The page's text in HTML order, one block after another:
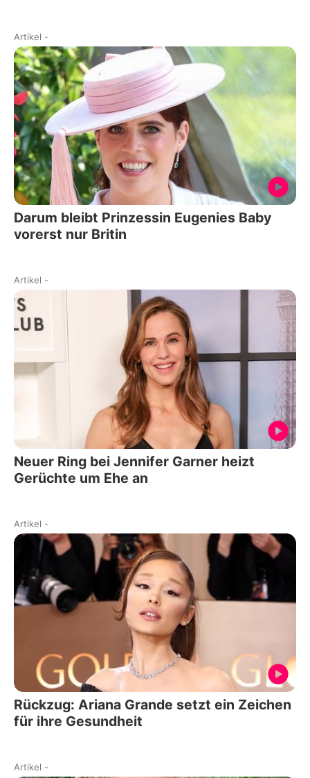
Artikel -
Darum bleibt Prinzessin Eugenies Baby
vorerst nur Britin
Artikel -
Neuer Ring bei Jennifer Garner heizt
Gerüchte um Ehe an
Artikel -
Rückzug: Ariana Grande setzt ein Zeichen
für ihre Gesundheit
Artikel -